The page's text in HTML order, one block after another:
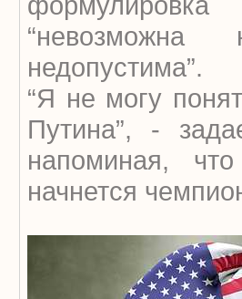
недопустима”.
“Я не могу
Путина”, -
напоминая,
начнется